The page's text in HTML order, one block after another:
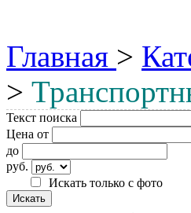
Главная >
>
Текст поиска
Цена от
до
руб.
Искать только с фото